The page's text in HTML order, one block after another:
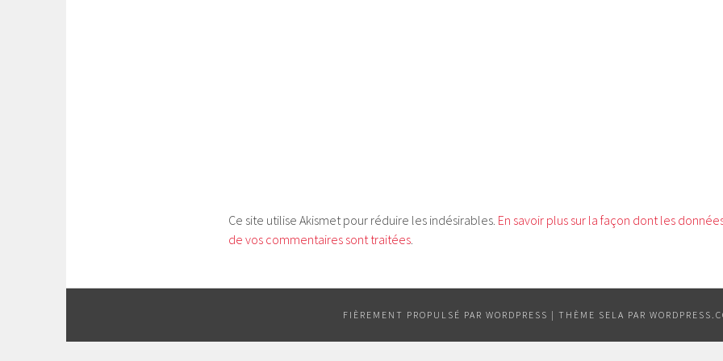
Ce site utilise Akismet pour réduire les indésirables. En savoir plus sur la façon dont les
de vos commentaires sont traitées.
FIÈREMENT PROPULSÉ PAR WORDPRESS | THÈME SELA PAR